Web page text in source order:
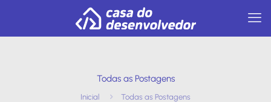
Todas as Postagens
Inicial Todas as Postagens